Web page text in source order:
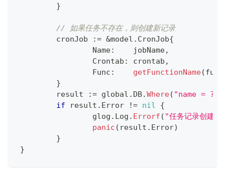
}
// 如果任务不存在，则创建新记录
	cronJob
:= &model . CronJob{
		Name
:
    jobName
,
		Crontab
: crontab ,
		Func
: getFunctionName(fun
}
	result
:= global . DB.Where( "name = ?"
if result . Error != nil
{
		glog
. Log . Errorf ( "任务记录创建
panic ( result . Error)
}
}